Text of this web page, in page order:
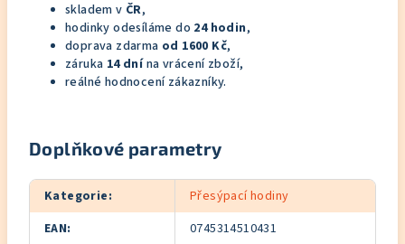
skladem v ČR,
hodinky odesíláme do 24 hodin,
doprava zdarma od 1600 Kč,
záruka 14 dnína vrácení zboží,
reálné hodnocení zákazníky.
Doplňkové parametry
Kategorie:
Přesýpací hodiny
EAN: 0745314510431